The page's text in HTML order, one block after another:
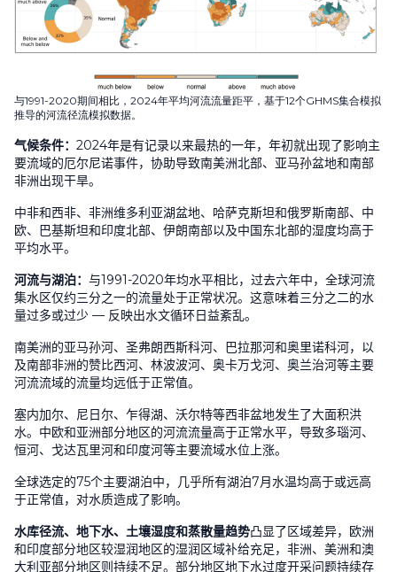
与1991-2020期间相比，2024年平均河流流量距平，基于12个GHMS集合模拟
推导的河流径流模拟数据。
气候条件： 2024年是有记录以来最热的一年，年初就出现了影响主
要流域的厄尔尼诺事件，协助导致南美洲北部、亚马孙盆地和南部
非洲出现干旱。
中非和西非、非洲维多利亚湖盆地、哈萨克斯坦和俄罗斯南部、中
欧、巴基斯坦和印度北部、伊朗南部以及中国东北部的湿度均高于
平均水平。
河流与湖泊： 与1991-2020年均水平相比，过去六年中，全球河流
集水区仅约三分之一的流量处于正常状况。这意味着三分之二的水
量过多或过少 — 反映出水文循环日益紊乱。
南美洲的亚马孙河、圣弗朗西斯科河、巴拉那河和奥里诺科河，以
及南部非洲的赞比西河、林波波河、奥卡万戈河、奥兰治河等主要
河流流域的流量均远低于正常值。
塞内加尔、尼日尔、乍得湖、沃尔特等西非盆地发生了大面积洪
水。中欧和亚洲部分地区的河流流量高于正常水平，导致多瑙河、
恒河、戈达瓦里河和印度河等主要流域水位上涨。
全球选定的75个主要湖泊中，几乎所有湖泊7月水温均高于或远高
于正常值，对水质造成了影响。
水库径流、地下水、土壤湿度和蒸散量趋势凸显了区域差异，欧洲
和印度部分地区较湿润地区的湿润区域补给充足，非洲、美洲和澳
大利亚部分地区则持续不足。部分地区地下水过度开采问题持续存